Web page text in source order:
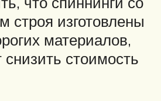
строя изготовлены
материалов,
снизить стоимость